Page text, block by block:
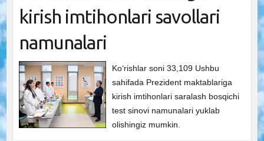
kirish imtihonlari savollari
namunalari
Ko‘rishlar soni 33,109 Ushbu
sahifada Prezident maktablariga
kirish imtihonlari saralash bosqichi
test sinovi namunalari yuklab
olishingiz mumkin.